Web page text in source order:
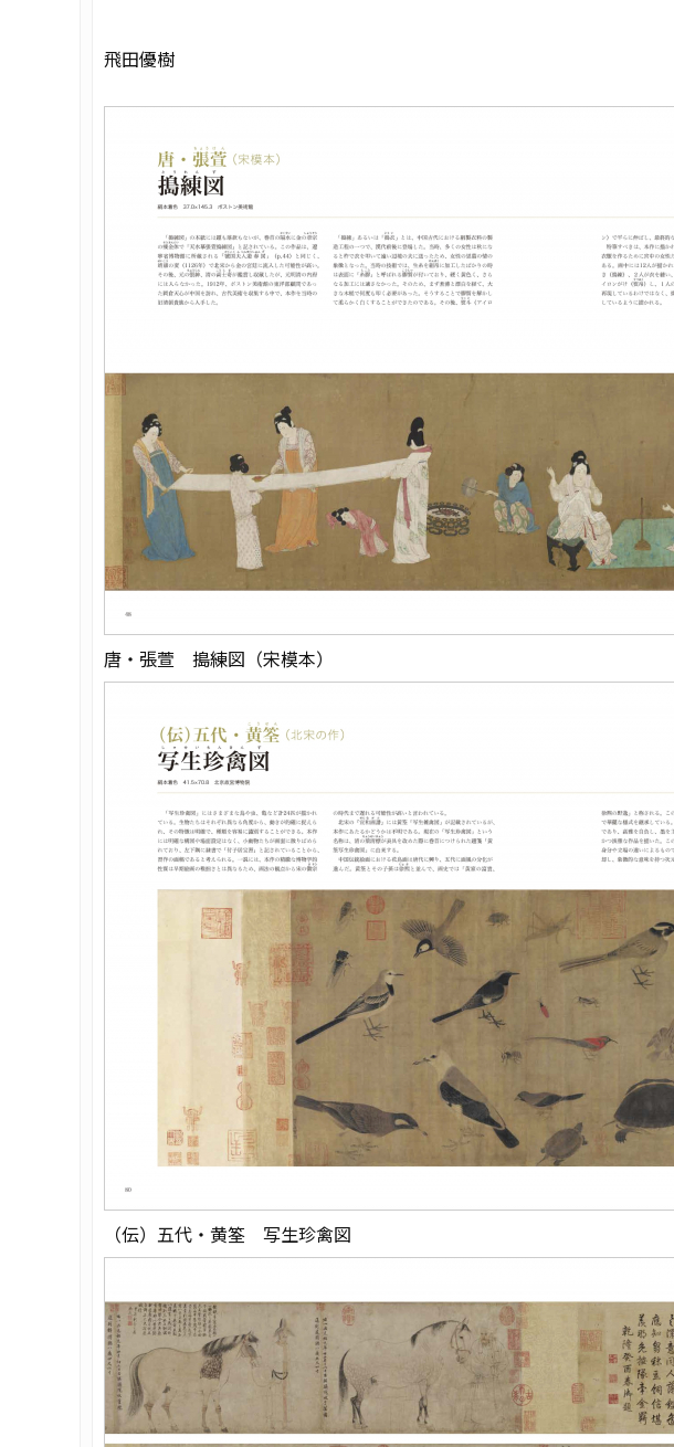
飛田優樹
唐・張萱 搗練図（宋模本）
（伝）五代・黄筌 写生珍禽図